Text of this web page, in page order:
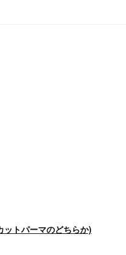
ットパーマのどちらか)